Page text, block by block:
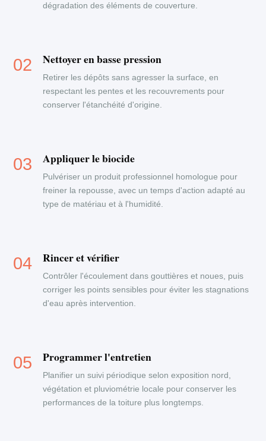
dégradation des éléments de couverture.
Nettoyer en basse pression
Retirer les dépôts sans agresser la surface, en
respectant les pentes et les recouvrements pour
conserver l'étanchéité d'origine.
Appliquer le biocide
Pulvériser un produit professionnel homologue pour
freiner la repousse, avec un temps d'action adapté au
type de matériau et à l'humidité.
Rincer et vérifier
Contrôler l'écoulement dans gouttières et noues, puis
corriger les points sensibles pour éviter les stagnations
d'eau après intervention.
Programmer l'entretien
Planifier un suivi périodique selon exposition nord,
végétation et pluviométrie locale pour conserver les
performances de la toiture plus longtemps.